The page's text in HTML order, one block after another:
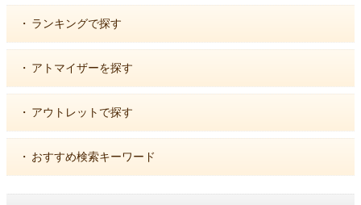
・ ランキングで探す
・ アトマイザーを探す
・ アウトレットで探す
・ おすすめ検索キーワード